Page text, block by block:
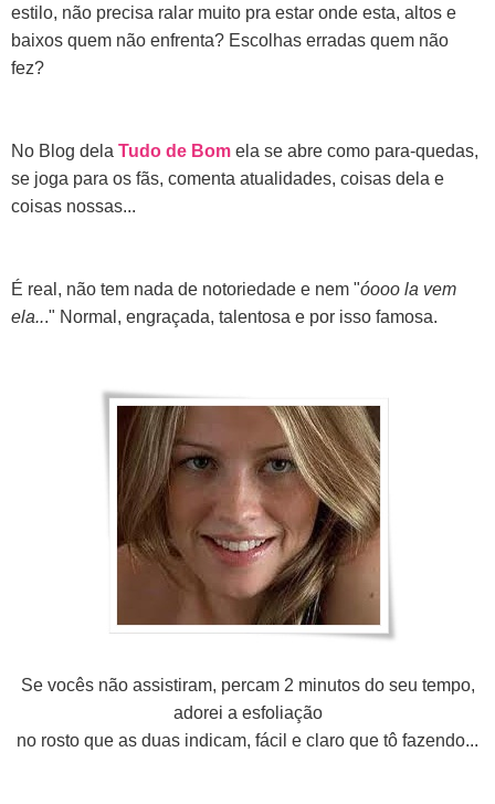
estilo, não precisa ralar muito pra estar onde esta, altos e
baixos quem não enfrenta? Escolhas erradas quem não
fez?
No Blog dela Tudo de Bom ela se abre como para-quedas,
se joga para os fãs, comenta atualidades, coisas dela e
coisas nossas...
É real, não tem nada de notoriedade e nem "óooo la vem
ela..." Normal, engraçada, talentosa e por isso famosa.
Se vocês não assistiram, percam 2 minutos do seu tempo,
adorei a esfoliação
no rosto que as duas indicam, fácil e claro que tô fazendo...